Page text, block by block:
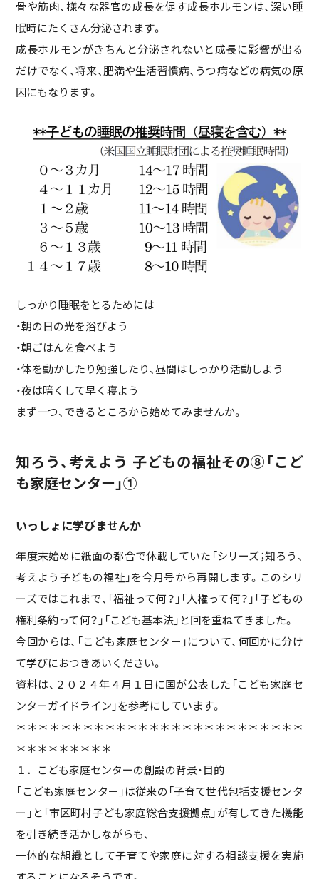
骨や筋肉、様々な器官の成長を促す成長ホルモンは、深い睡
眠時にたくさん分泌されます。
成長ホルモンがきちんと分泌されないと成長に影響が出る
だけでなく、将来、肥満や生活習慣病、うつ病などの病気の原
因にもなります。
しっかり睡眠をとるためには
・朝の日の光を浴びよう
・朝ごはんを食べよう
・体を動かしたり勉強したり、昼間はしっかり活動しよう
・夜は暗くして早く寝よう
まず一つ、できるところから始めてみませんか。
知ろう、考えよう 子どもの福祉その⑧「こど
も家庭センター」①
いっしょに学びませんか
年度末始めに紙面の都合で休載していた「シリーズ；知ろう、
考えよう子どもの福祉」を今月号から再開します。このシリ
ーズではこれまで、「福祉って何？」「人権って何？」「子どもの
権利条約って何？」「こども基本法」と回を重ねてきました。
今回からは、「こども家庭センター」について、何回かに分け
て学びにおつきあいください。
資料は、２０２４年４月１日に国が公表した「こども家庭セ
ンターガイドライン」を参考にしています。
＊＊＊＊＊＊＊＊＊＊＊＊＊＊＊＊＊＊＊＊＊＊＊＊＊＊
＊＊＊＊＊＊＊＊＊
１．こども家庭センターの創設の背景・目的
「こども家庭センター」は従来の「子育て世代包括支援センタ
ー」と「市区町村子ども家庭総合支援拠点」が有してきた機能
を引き続き活かしながらも、
一体的な組織として子育てや家庭に対する相談支援を実施